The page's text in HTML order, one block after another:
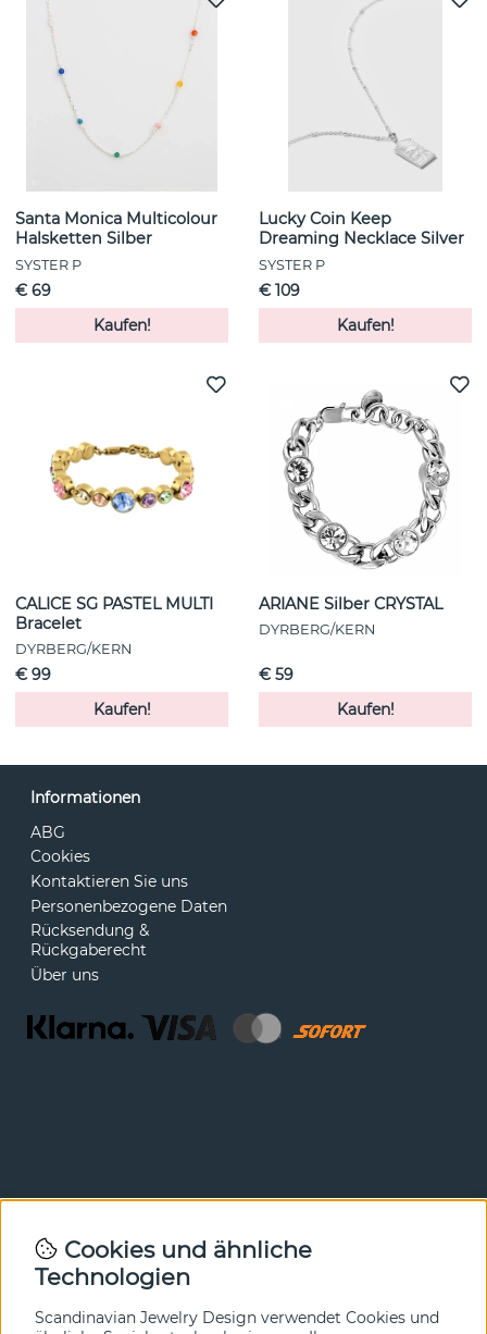
Santa Monica Multicolour
Halsketten Silber
SYSTER P
€ 69
Kaufen!
Lucky Coin Keep
Dreaming Necklace Silver
SYSTER P
€ 109
Kaufen!
CALICE SG PASTEL MULTI
Bracelet
DYRBERG/KERN
€ 99
Kaufen!
ARIANE Silber CRYSTAL
DYRBERG/KERN
€ 59
Kaufen!
Informationen
ABG
Cookies
Kontaktieren Sie uns
Personenbezogene Daten
Rücksendung &
Rückgaberecht
Über uns
Newsletter
In unserem Newsletter erfahren Sie vor allen anderen
hier an.
Cookies und ähnliche
Technologien
Scandinavian Jewelry Design verwendet Cookies und